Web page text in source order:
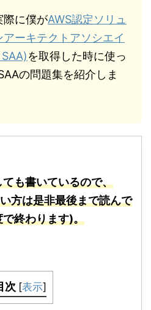
際に僕がAWS認定ソリュ
アーキテクトアソシエイ
SAA)を取得した時に使っ
の問題集を紹介しま
も書いているので、
方は是非最後まで読んで
終わります)。
次 [表示]